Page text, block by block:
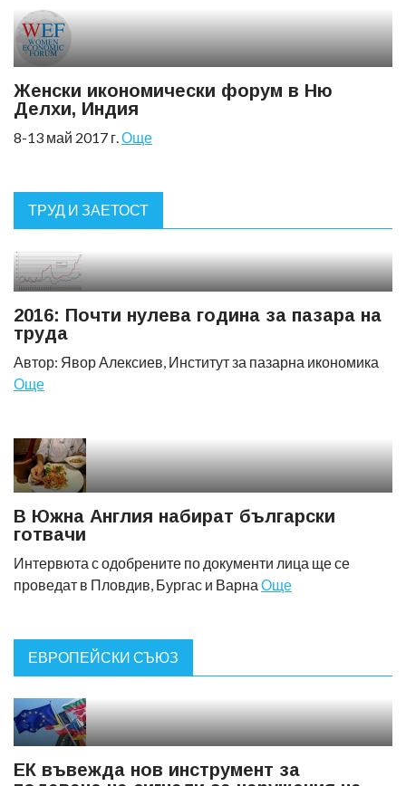
Женски икономически форум в Ню
Делхи, Индия
8-13 май 2017 г.Още
ТРУД И ЗАЕТОСТ
2016: Почти нулева година за пазара на
труда
Автор: Явор Алексиев, Институт за пазарна икономика
Още
В Южна Англия набират български
готвачи
Интервюта с одобрените по документи лица ще се
проведат в Пловдив, Бургас и Варна Още
ЕВРОПЕЙСКИ СЪЮЗ
ЕК въвежда нов инструмент за